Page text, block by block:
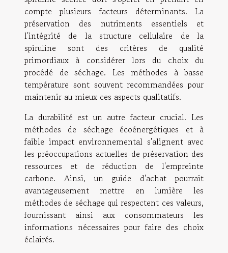
compte plusieurs facteurs déterminants. La
préservation des nutriments essentiels et
l'intégrité de la structure cellulaire de la
spiruline sont des critères de qualité
primordiaux à considérer lors du choix du
procédé de séchage. Les méthodes à basse
température sont souvent recommandées pour
maintenir au mieux ces aspects qualitatifs.
La durabilité est un autre facteur crucial. Les
méthodes de séchage écoénergétiques et à
faible impact environnemental s'alignent avec
les préoccupations actuelles de préservation des
ressources et de réduction de l'empreinte
carbone. Ainsi, un guide d'achat pourrait
avantageusement mettre en lumière les
méthodes de séchage qui respectent ces valeurs,
fournissant ainsi aux consommateurs les
informations nécessaires pour faire des choix
éclairés.